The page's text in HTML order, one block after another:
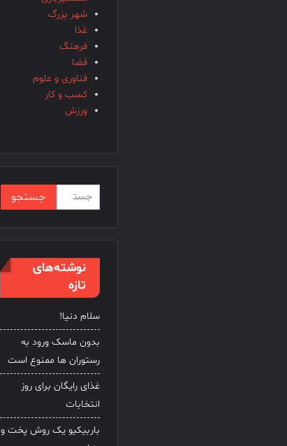
شهر بزرگ
غذا
فرهنگ
فضا
فناوری و علوم
کسب و کار
ورزش
برای:
نوشته‌های
تازه
سلام دنیا!
بدون ماسک ورود به
رستوران ها ممنوع است
غذای رایگان برای روز
انتخابات
باربیکیو یک روش پخت و